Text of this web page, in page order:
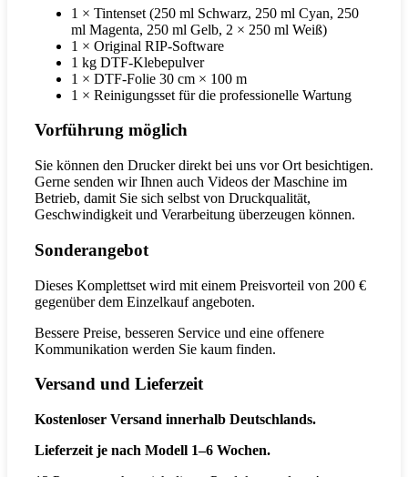
1 × Tintenset (250 ml Schwarz, 250 ml Cyan, 250
ml Magenta, 250 ml Gelb, 2 × 250 ml Weiß)
1 × Original RIP-Software
1 kg DTF-Klebepulver
1 × DTF-Folie 30 cm × 100 m
1 × Reinigungsset für die professionelle Wartung
Vorführung möglich
Sie können den Drucker direkt bei uns vor Ort besichtigen.
Gerne senden wir Ihnen auch Videos der Maschine im
Betrieb, damit Sie sich selbst von Druckqualität,
Geschwindigkeit und Verarbeitung überzeugen können.
Sonderangebot
Dieses Komplettset wird mit einem Preisvorteil von 200 €
gegenüber dem Einzelkauf angeboten.
Bessere Preise, besseren Service und eine offenere
Kommunikation werden Sie kaum finden.
Versand und Lieferzeit
Kostenloser Versand innerhalb Deutschlands.
Lieferzeit je nach Modell 1–6 Wochen.